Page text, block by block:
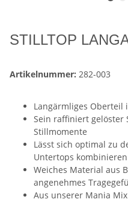
STILLTOP
Artikelnummer: 282-003
Langärmliges Oberteil
Sein raffiniert gelöster
Stillmomente
Lässt sich optimal zu
Untertops kombinieren
Weiches Material aus
angenehmes
Aus unserer Mania